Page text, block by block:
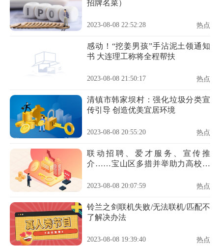
招牌名菜）
2023-08-08 22:52:28 热点
感动！“挖姜男孩”手沾泥土领通知
书 大连理工称将全程帮扶
2023-08-08 21:50:17 热点
清镇市韩家坝村：强化垃圾分类宣
传引导 创造优美宜居环境
2023-08-08 20:55:20 热点
联动招聘、爱才服务、宣传推
介……宝山区多措并举助力高校毕
2023-08-08 20:07:59 热点
铃兰之剑联机失败/无法联机/匹配不
了解决办法
2023-08-08 19:39:40 热点